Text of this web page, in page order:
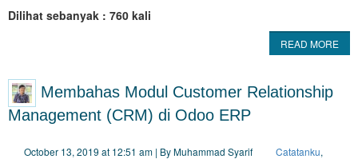
Dilihat sebanyak : 760 kali
READ MORE
Membahas Modul Customer Relationship
Management (CRM) di Odoo ERP
October 13, 2019 at 12:51 am | By Muhammad Syarif Catatanku,